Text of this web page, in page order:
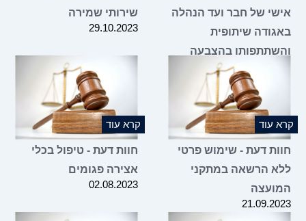
אישי של חבר ועד הנהלה
באגודה שיתופית
והשתתפותו בהצבעה
בעניין הסכם שכירות של
31.10.2023
שירותי שמירה
29.10.2023
קרא עוד
חוות דעת - שימוש פרטי
ללא הרשאה במתקני
המועצה
21.09.2023
קרא עוד
חוות דעת - טיפול בכלי
אצירה פגומים
02.08.2023